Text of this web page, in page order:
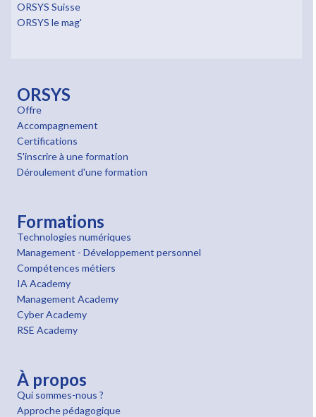
ORSYS Suisse
ORSYS le mag'
ORSYS
Offre
Accompagnement
Certifications
S'inscrire à une formation
Déroulement d'une formation
Formations
Technologies numériques
Management - Développement personnel
Compétences métiers
IA Academy
Management Academy
Cyber Academy
RSE Academy
À propos
Qui sommes-nous ?
Approche pédagogique